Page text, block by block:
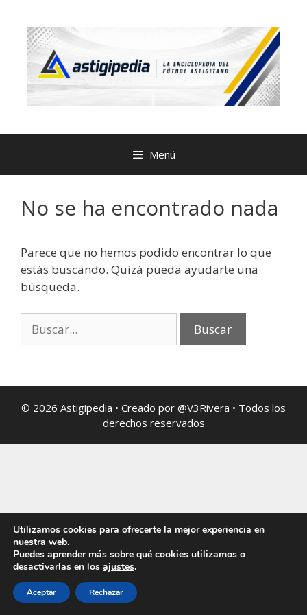
Menú
No se ha encontrado nada
Parece que no hemos podido encontrar lo que
estás buscando. Quizá pueda ayudarte una
búsqueda.
© 2026 Astigipedia • Creado por @V3Rivera • Todos los
derechos reservados
Utilizamos cookies para ofrecerte la mejor experiencia en
nuestra web.
Puedes aprender más sobre qué cookies utilizamos o
desactivarlas en los ajustes.
Aceptar Rechazar